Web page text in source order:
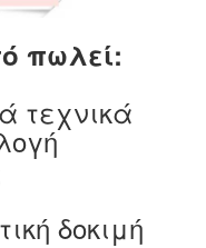
πωλεί:
τεχνικά
δοκιμή